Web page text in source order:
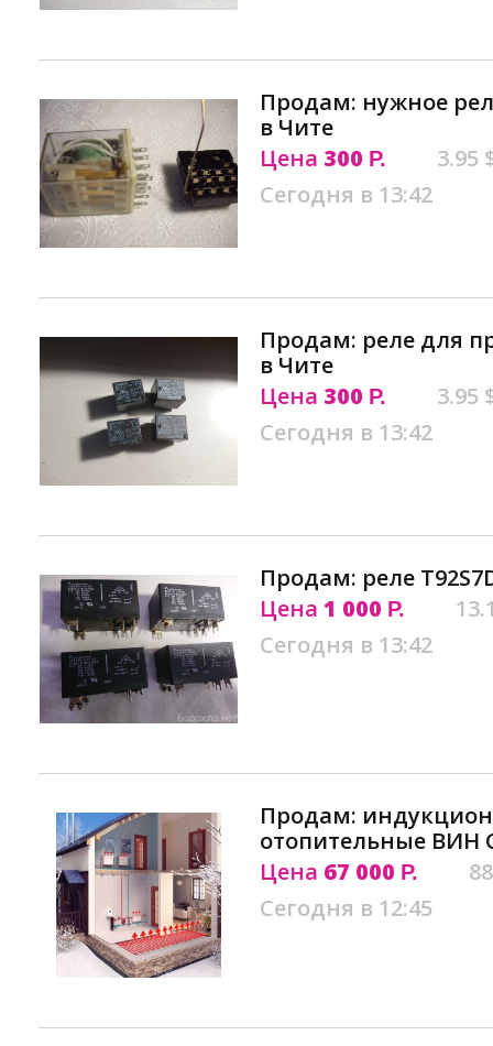
Продам: нужное
в Чите
Цена 300 Р.
3.95
Сегодня в 13:42
Продам: реле для
в Чите
Цена 300 Р.
3.95
Сегодня в 13:42
Продам: реле
Цена 1 000 Р.
Сегодня в 13:42
Продам:
отопительные ВИН
Цена 67 000 Р.
Сегодня в 12:45